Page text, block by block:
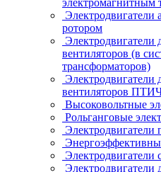
электромагнитным
ротором
Электродвигатели
вентиляторов (в
трансформаторов)
Электродвигатели
вентиляторов
Высоковольтные
Рольганговые
Электродвигатели